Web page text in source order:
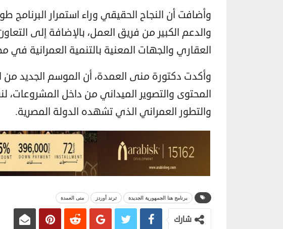
وأضافت أن النجاح الحقيقي وراء استمرار
والدعم الكبير من فريق العمل، بالإضافة إلى
العقاري والجهات المعنية بالتنمية العمرانية في
وأكدت دكتورة منى العمدة، أن الموسم الجديد
المحتوى والتصوير الميداني من داخل المشروعات،
والتطور العمراني الذي تشهده الدولة المصرية.
برنامج هنا الجمهورية الجديدة ترند أوردز منى العمدة
شارك